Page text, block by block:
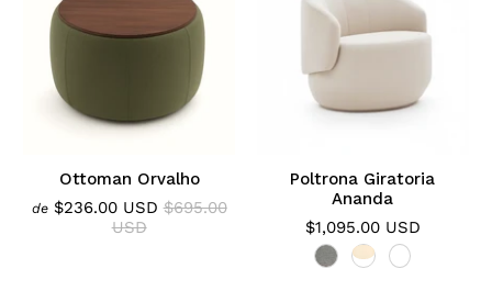
Ottoman Orvalho
de $236.00 USD $695.00
USD
Poltrona Giratoria
Ananda
$1,095.00 USD